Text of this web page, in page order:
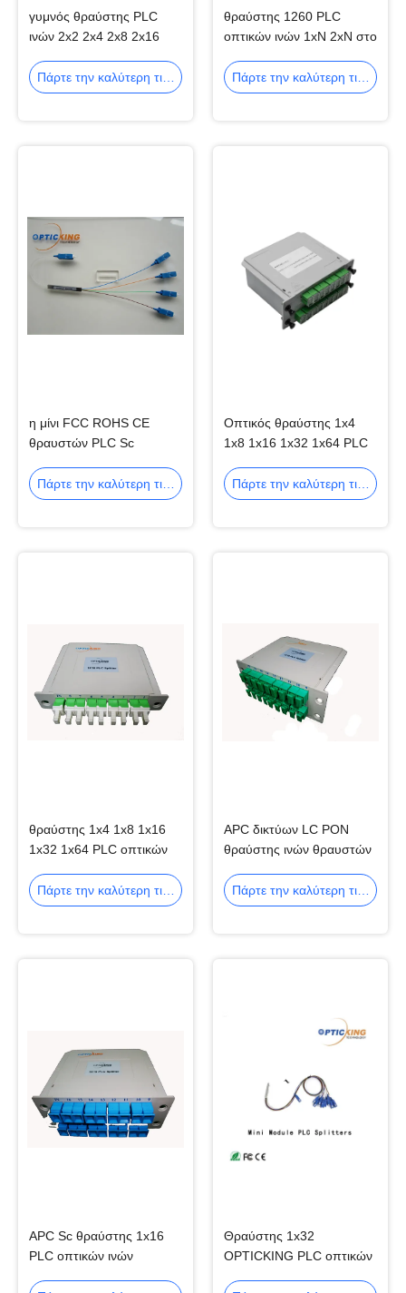
γυμνός θραύστης PLC
ινών 2x2 2x4 2x8 2x16
Πάρτε την καλύτερη τιμή
θραύστης 1260 PLC
οπτικών ινών 1xN 2xN στο
ABS 1650nm
Πάρτε την καλύτερη τιμή
η μίνι FCC ROHS CE
θραυστών PLC Sc
ινών 1xN 2xN
Πάρτε την καλύτερη τιμή
Οπτικός θραύστης 1x4
1x8 1x16 1x32 1x64 PLC
Πάρτε την καλύτερη τιμή
θραύστης 1x4 1x8 1x16
1x32 1x64 PLC οπτικών
Πάρτε την καλύτερη τιμή
APC δικτύων LC PON
θραύστης ινών θραυστών
Πάρτε την καλύτερη τιμή
APC Sc θραύστης 1x16
PLC οπτικών ινών
Θραύστης 1x32
OPTICKING PLC οπτικών